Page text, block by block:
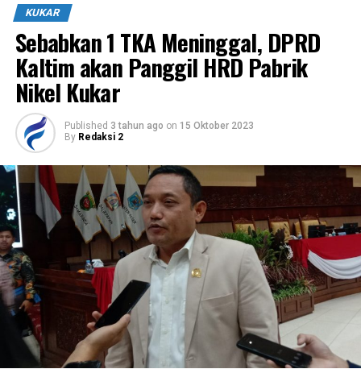
KUKAR
Sebabkan 1 TKA Meninggal, DPRD
Kaltim akan Panggil HRD Pabrik
Nikel Kukar
Published 3 tahun ago on 15 Oktober 2023
By Redaksi 2